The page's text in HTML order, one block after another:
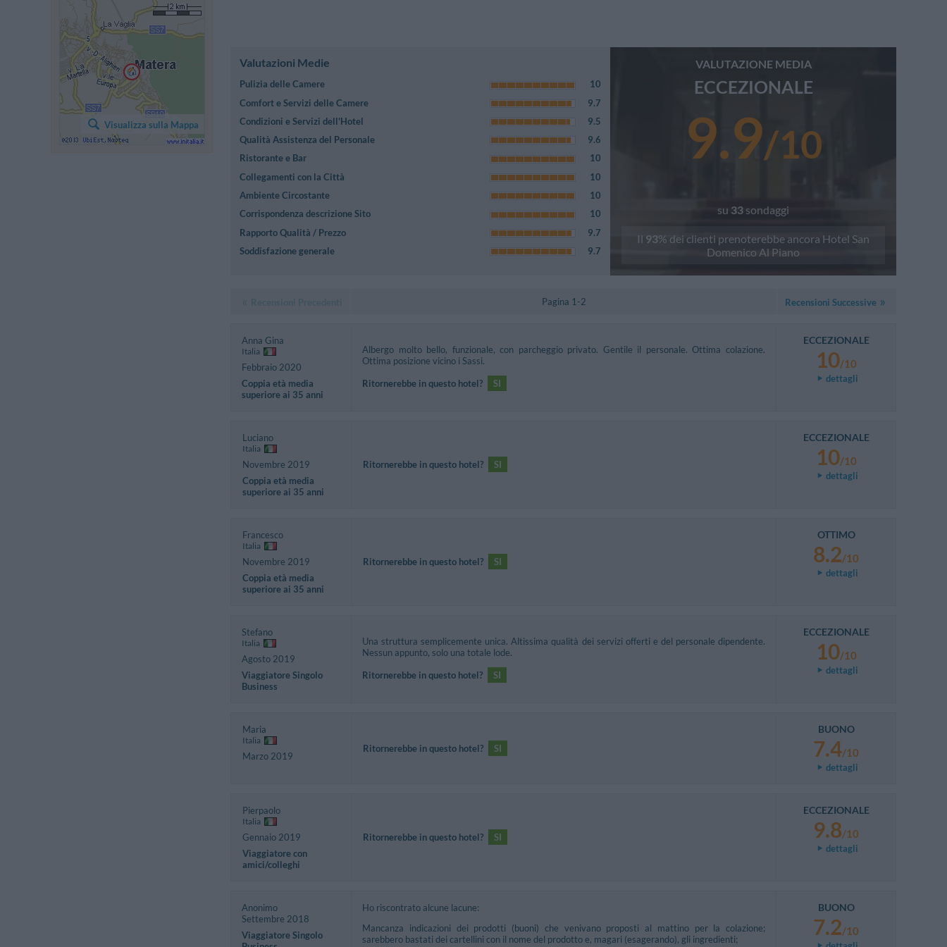
Valutazioni Medie
Pulizia delle Camere
10
Comfort e Servizi delle Camere
9.7
Condizioni e Servizi dell'Hotel
9.5
Qualità Assistenza del Personale
9.6
Ristorante e Bar
10
Collegamenti con la Città
10
Ambiente Circostante
10
Corrispondenza descrizione Sito
10
Rapporto Qualità / Prezzo
9.7
Soddisfazione generale
9.7
VALUTAZIONE MEDIA
ECCEZIONALE
9.9/10
su 33 sondaggi
Il 93% dei clienti prenoterebbe ancora Hotel San
Domenico Al Piano
Pagina 1-2 Recensioni Successive
Anna Gina
Italia
Febbraio 2020
Coppia età media
superiore ai 35 anni
Albergo molto bello, funzionale, con parcheggio privato. Gentile il personale. Ottima colazione.
Ottima posizione vicino i Sassi.
Ritornerebbe in questo hotel?
SI
ECCEZIONALE
10/10
dettagli
Luciano
Italia
Novembre 2019
Coppia età media
superiore ai 35 anni
Ritornerebbe in questo hotel? SI
ECCEZIONALE
10/10
dettagli
Francesco
Italia
Novembre 2019
Coppia età media
superiore ai 35 anni
Ritornerebbe in questo hotel? SI
OTTIMO
8.2/10
dettagli
Stefano
Italia
Agosto 2019
Viaggiatore Singolo
Business
Una struttura semplicemente unica. Altissima qualità dei servizi offerti e del personale dipendente.
Nessun appunto, solo una totale lode.
Ritornerebbe in questo hotel?
SI
ECCEZIONALE
10/10
dettagli
Maria
Italia
Marzo 2019
Ritornerebbe in questo hotel? SI
BUONO
7.4/10
dettagli
Pierpaolo
Italia
Gennaio 2019
Viaggiatore con
amici/colleghi
Ritornerebbe in questo hotel? SI
ECCEZIONALE
9.8/10
dettagli
Anonimo
Settembre 2018
Viaggiatore Singolo
Ho riscontrato alcune lacune:
Mancanza indicazioni dei prodotti (buoni) che venivano proposti al mattino per la colazione;
sarebbero bastati dei cartellini con il nome del prodotto e, magari (esagerando), gli ingredienti;
BUONO
7.2/10
Visualizza sulla Mappa